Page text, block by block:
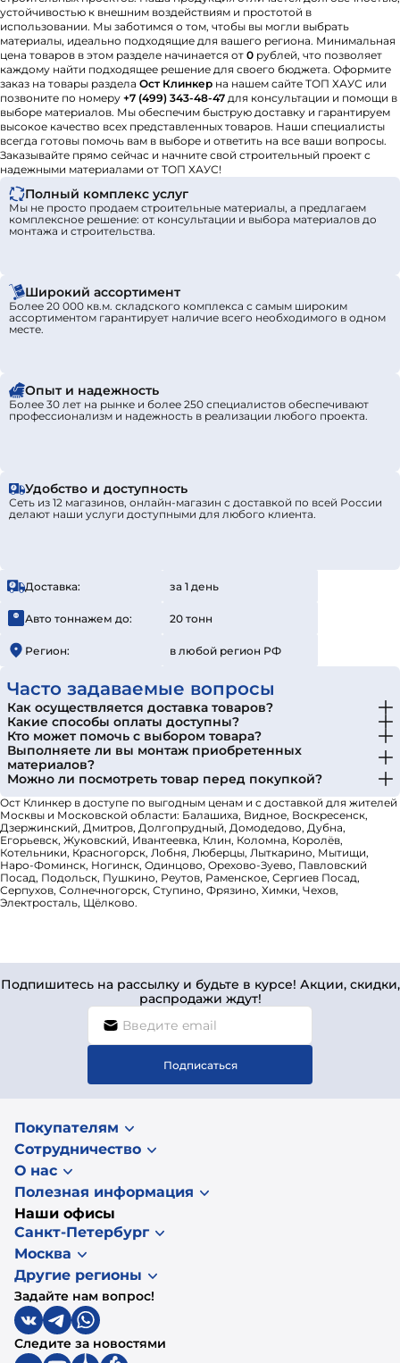
исключительными физико-техническими
характеристиками.
Главный продукт компании – облицовочный кирпич
ручной формовки, сочетающий в себе проверенное
качество и индивидуальный стиль. «Ост
Клинкер» продолжает развивать традиции кирпичного
производства, предлагая рынку материалы, которые
позволяют создавать архитектуру с неповторимым
обликом.
устойчивостью к внешним воздействиям и простотой в
использовании. Мы заботимся о том, чтобы вы могли выбрать
материалы, идеально подходящие для вашего региона. Минимальная
цена товаров в этом разделе начинается от 0 рублей, что позволяет
каждому найти подходящее решение для своего бюджета. Оформите
заказ на товары раздела Ост Клинкер на нашем сайте ТОП ХАУС или
позвоните по номеру +7 (499) 343-48-47 для консультации и помощи в
выборе материалов. Мы обеспечим быструю доставку и гарантируем
высокое качество всех представленных товаров. Наши специалисты
всегда готовы помочь вам в выборе и ответить на все ваши вопросы.
Заказывайте прямо сейчас и начните свой строительный проект с
надежными материалами от ТОП ХАУС!
Полный комплекс услуг
Мы не просто продаем строительные материалы, а предлагаем
комплексное решение: от консультации и выбора материалов до
монтажа и строительства.
Широкий ассортимент
Более 20 000 кв.м. складского комплекса с самым широким
ассортиментом гарантирует наличие всего необходимого в одном
месте.
Опыт и надежность
Более 30 лет на рынке и более 250 специалистов обеспечивают
профессионализм и надежность в реализации любого проекта.
Удобство и доступность
Сеть из 12 магазинов, онлайн-магазин с доставкой по всей России
делают наши услуги доступными для любого клиента.
Доставка: за 1 день
Авто тоннажем до: 20 тонн
Регион: в любой регион РФ
Часто задаваемые вопросы
Как осуществляется доставка товаров?
Какие способы оплаты доступны?
Кто может помочь с выбором товара?
Выполняете ли вы монтаж приобретенных
материалов?
Можно ли посмотреть товар перед покупкой?
Ост Клинкер в доступе по выгодным ценам и с доставкой для жителей
Москвы и Московской области: Балашиха, Видное, Воскресенск,
Дзержинский, Дмитров, Долгопрудный, Домодедово, Дубна,
Егорьевск, Жуковский, Ивантеевка, Клин, Коломна, Королёв,
Котельники, Красногорск, Лобня, Люберцы, Лыткарино, Мытищи,
Наро-Фоминск, Ногинск, Одинцово, Орехово-Зуево, Павловский
Посад, Подольск, Пушкино, Реутов, Раменское, Сергиев Посад,
Серпухов, Солнечногорск, Ступино, Фрязино, Химки, Чехов,
Электросталь, Щёлково.
Подпишитесь на рассылку и будьте в курсе! Акции, скидки,
распродажи ждут!
Подписаться
Покупателям
Сотрудничество
О нас
Полезная информация
Наши офисы
Санкт-Петербург
Москва
Другие регионы
Задайте нам вопрос!
Следите за новостями